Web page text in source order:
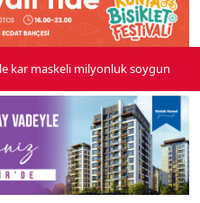
kar maskeli milyonluk soygun